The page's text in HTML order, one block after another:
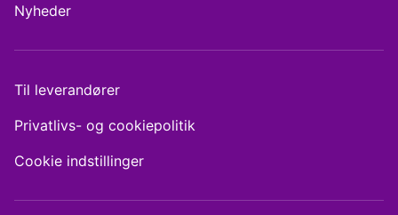
Nyheder
Til leverandører
Privatlivs- og cookiepolitik
Cookie indstillinger